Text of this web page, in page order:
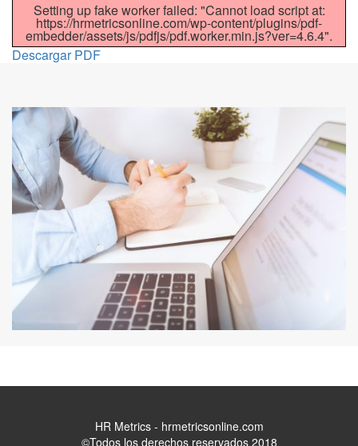
Setting up fake worker failed: "Cannot load script at:
https://hrmetricsonline.com/wp-content/plugins/pdf-
embedder/assets/js/pdfjs/pdf.worker.min.js?ver=4.6.4".
Descargar PDF
HR Metrics - hrmetricsonline.com
©Todos los derechos reservados 2018